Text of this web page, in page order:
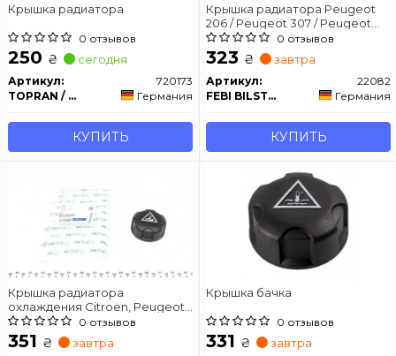
Крышка радиатора
0 отзывов
250 ₴ сегодня
Артикул:
720173
TOPRAN / HANS PRIES
Германия
КУПИТЬ
Крышка радиатора Peugeot
206 / Peugeot 307 / Peugeot
406
0 отзывов
323 ₴ завтра
Артикул:
22082
FEBI BILSTEIN
Германия
КУПИТЬ
Крышка радиатора
охлаждения Citroen, Peugeot,
FIAT, Lancia 0 отзывов
351 ₴ завтра
Крышка бачка
0 отзывов
331 ₴ завтра